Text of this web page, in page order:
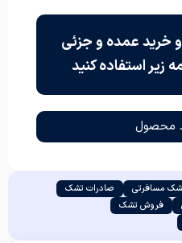
خرید عمده و جزئی
استفاده کنید
محصول
مسافرتی
صادرات تشک
فروش تشک